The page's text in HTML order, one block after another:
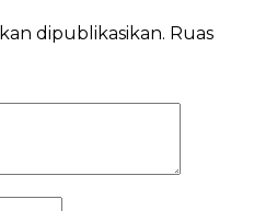
dipublikasikan. Ruas